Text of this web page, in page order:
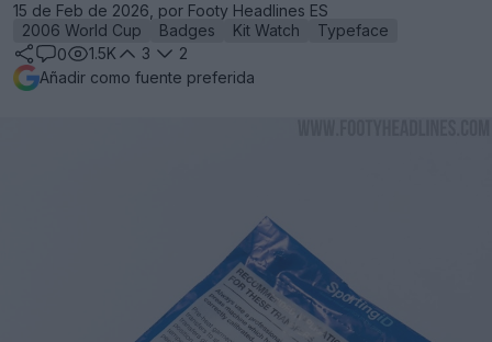
15 de Feb de 2026, por Footy Headlines ES
2006 World Cup
Badges Kit Watch
Typeface
0
1.5K 3
2
Añadir como fuente preferida